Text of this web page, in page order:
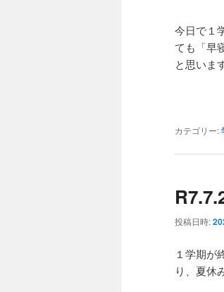
今日で１
ても「早
と思いま
カテゴリー:
投稿日時:
１学期が
り、夏休